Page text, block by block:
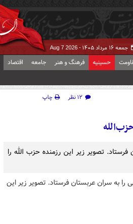
جمعه ۱۶ مرداد ۱۴۰۵ - Aug 7 2026
حسینیه فرهنگ و هنر جامعه اقتصاد
۱۲ نظر
چاپ
تصویر زیر این رزمنده حزب الله را